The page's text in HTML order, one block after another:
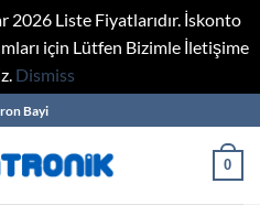
2026 Liste Fiyatlarıdır. İskonto
için Lütfen Bizimle İletişime
Dismiss
Bayi
0